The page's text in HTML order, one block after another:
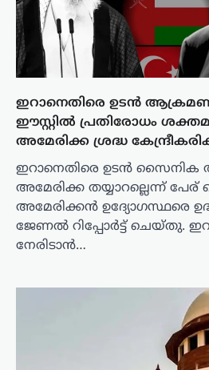
ഇറാനെതിരെ ഉടൻ
ഈസ്റ്റിൽ പ്രതിരോധം
അമേരിക്ക ശ്രദ്ധ
ഇറാനെതിരെ ഉടൻ
അമേരിക്ക തയ്യാറല്ലെന്ന് പേര്
അമേരിക്കൻ ഉദ്യോഗസ്ഥരെ
ജേണൽ റിപ്പോർട്ട് ചെയ്തു.
നേരിടാൻ…